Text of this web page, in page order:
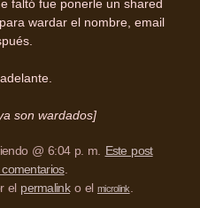
faltó fue ponerle un shared
para wardar el nombre, email
son wardados]
@ 6:04 p. m. Este post
.
el permalinko el microlink